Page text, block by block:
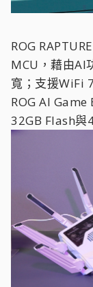
ROG
MCU，藉由AI
寬；支援WiFi
ROG AI
32GB Flash與